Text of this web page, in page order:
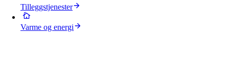
Tilleggstjenester
Varme og energi